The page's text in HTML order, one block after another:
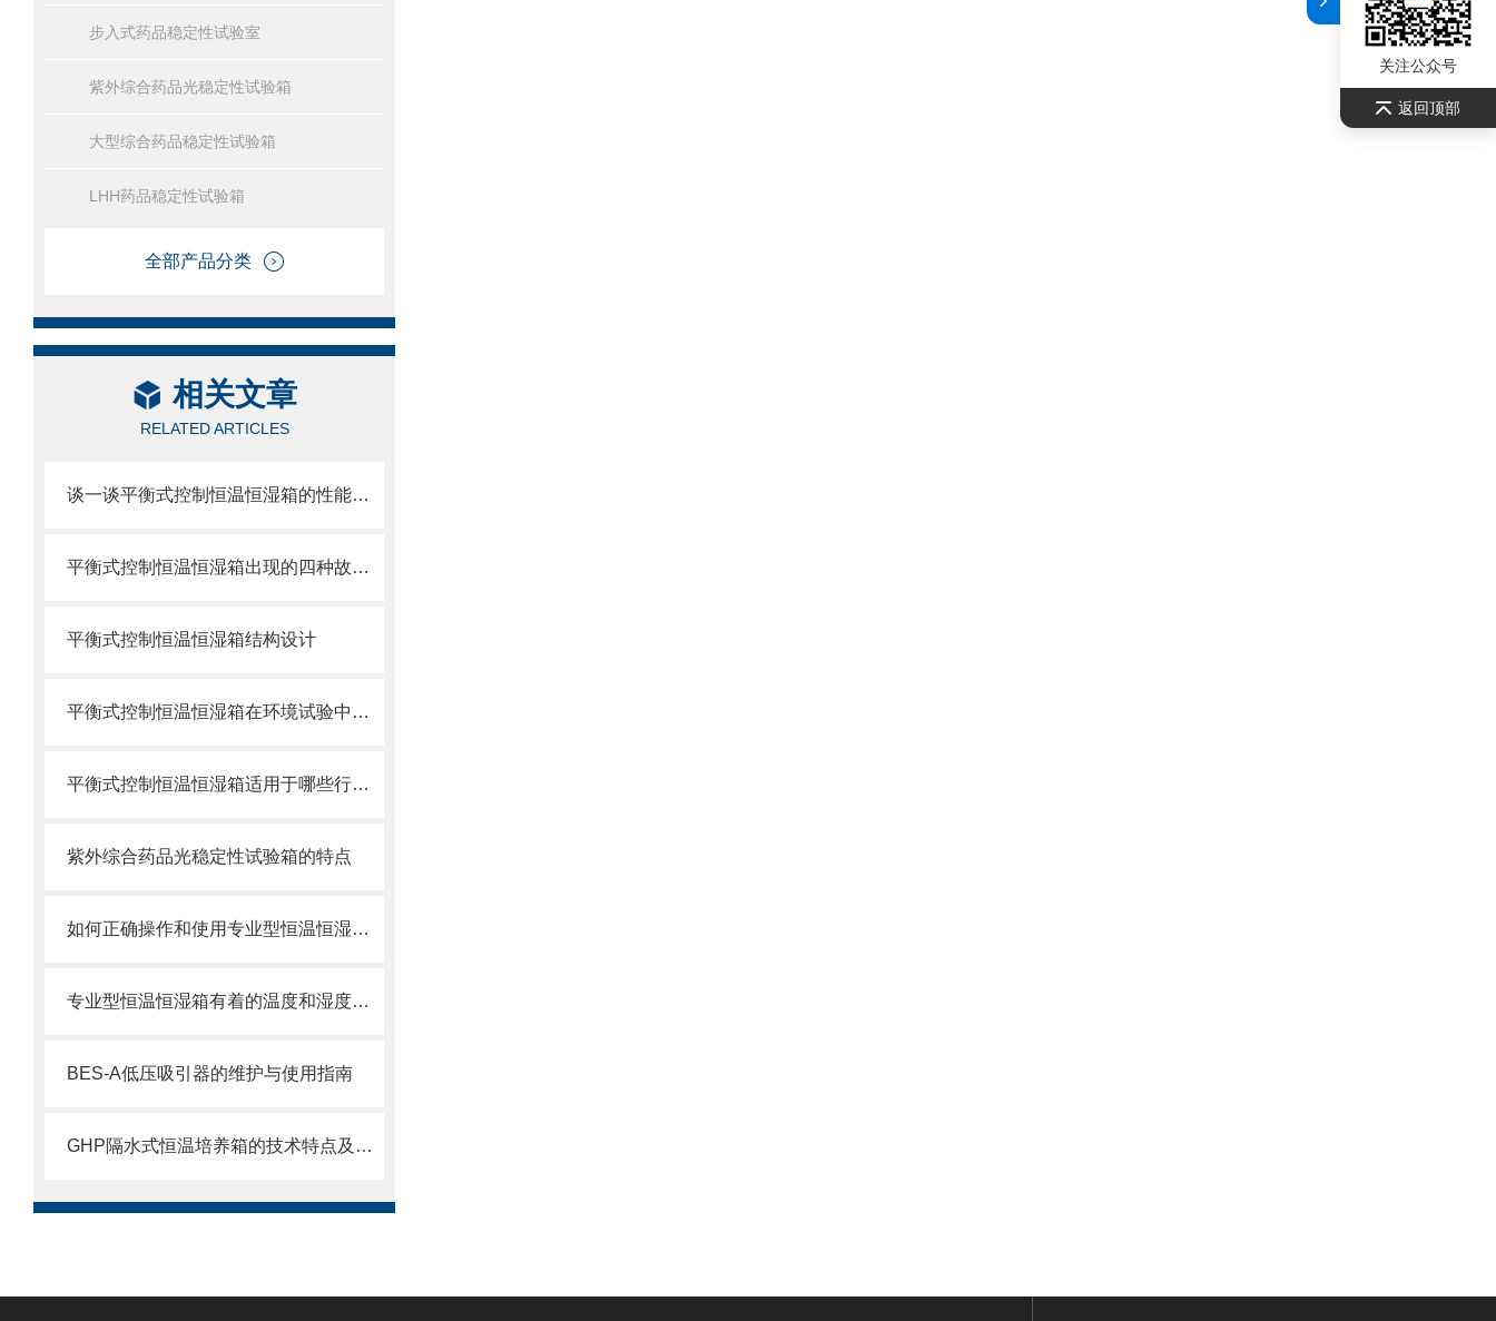
步入式药品稳定性试验室
紫外综合药品光稳定性试验箱
大型综合药品稳定性试验箱
LHH药品稳定性试验箱
全部产品分类
相关文章
RELATED ARTICLES
谈一谈平衡式控制恒温恒湿箱的性能优势
平衡式控制恒温恒湿箱出现的四种故障现象我们能轻易的解决
平衡式控制恒温恒湿箱结构设计
平衡式控制恒温恒湿箱在环境试验中的应用
平衡式控制恒温恒湿箱适用于哪些行业？
紫外综合药品光稳定性试验箱的特点
如何正确操作和使用专业型恒温恒湿箱？
专业型恒温恒湿箱有着的温度和湿度控制系统
BES-A低压吸引器的维护与使用指南
GHP隔水式恒温培养箱的技术特点及应用范围
关注公众号
返回顶部